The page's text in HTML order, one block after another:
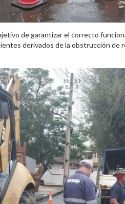
de garantizar el correcto
derivados de la obstrucción de